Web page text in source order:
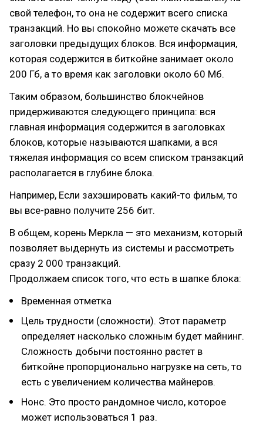
свой телефон, то она не содержит всего списка
транзакций. Но вы спокойно можете скачать все
заголовки предыдущих блоков. Вся информация,
которая содержится в биткойне занимает около
200 Гб, а то время как заголовки около 60 Мб.
Таким образом, большинство блокчейнов
придерживаются следующего принципа: вся
главная информация содержится в заголовках
блоков, которые называются шапками, а вся
тяжелая информация со всем списком транзакций
располагается в глубине блока.
Например, Если захэшировать какий-то фильм, то
вы все-равно получите 256 бит.
В общем, корень Меркла — это механизм, который
позволяет выдернуть из системы и рассмотреть
сразу 2 000 транзакций.
Продолжаем список того, что есть в шапке блока:
Временная отметка
Цель трудности (сложности). Этот параметр
определяет насколько сложным будет майнинг.
Сложность добычи постоянно растет в
биткойне пропорционально нагрузке на сеть, то
есть с увеличением количества майнеров.
Нонс. Это просто рандомное число, которое
может использоваться 1 раз.